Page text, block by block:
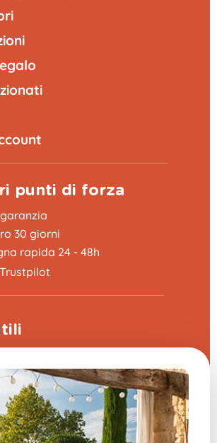
punti di forza
30 giorni
rapida 24 - 48h
domande frequenti